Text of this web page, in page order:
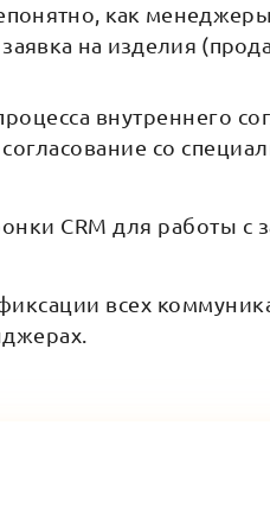
как
на изделия
внутреннего
со
CRM для работы с
всех